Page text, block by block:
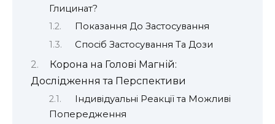
Глицинат?
Показання До Застосування
Спосіб Застосування Та Дози
Корона на Голові Магній:
Дослідження та Перспективи
Індивідуальні Реакції та Можливі
Попередження